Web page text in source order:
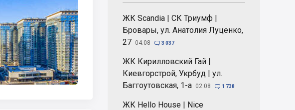
ЖК Scandia | СК Триумф |
Бровары, ул. Анатолия Луценко,
27 04.08  3 037
ЖК Кирилловский Гай |
Киевгорстрой, Укрбуд | ул.
Баггоутовская, 1-а 02.08  1 738
ЖК Hello House | Nice